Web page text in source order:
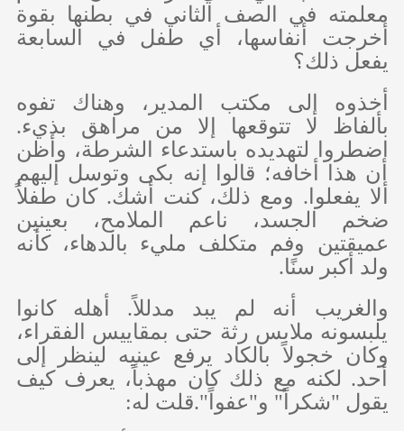
معلمته في الصف الثاني في بطنها بقوة
أخرجت أنفاسها، أي طفل في السابعة
يفعل ذلك؟
أخذوه إلى مكتب المدير، وهناك تفوه
بألفاظ لا تتوقعها إلا من مراهق بذيء.
اضطروا لتهديده باستدعاء الشرطة، وأظن
أن هذا أخافه؛ قالوا إنه بكى وتوسل إليهم
ألا يفعلوا. ومع ذلك، كنت أشك. كان طفلاً
ضخم الجسد، ناعم الملامح، بعينين
عميقتين وفم متكلف مليء بالدهاء، كأنه
ولد أكبر سنًا.
والغريب أنه لم يبد مدللاً. أهله كانوا
يلبسونه ملابس رثة حتى بمقاييس الفقراء،
وكان خجولاً بالكاد يرفع عينيه لينظر إلى
أحد. لكنه مع ذلك كان مهذباً، يعرف كيف
يقول "شكراً" و"عفواً".قلت له: